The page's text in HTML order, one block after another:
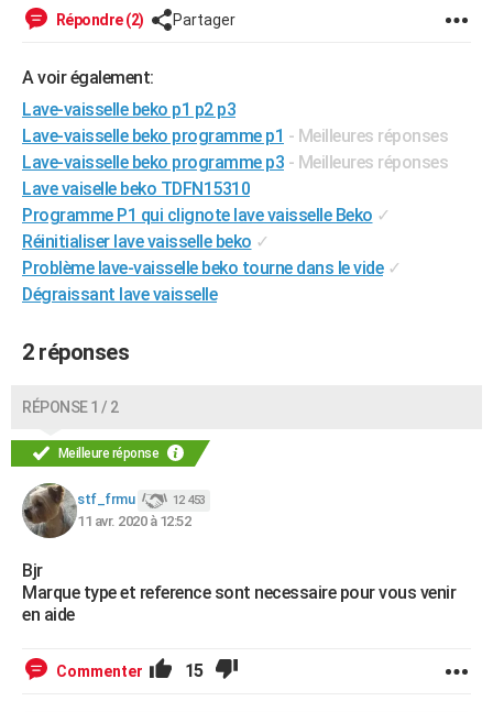
Destinations
City break
Voyage nature
Voyage de noces
Forum
Climat
PHOTO
GUIDES D'ACHAT
BONS PLANS
CARTE DE VOEUX
Carte de Noël
Carte Bonne année
Carte Saint-Valentin
Carte Pâques
Carte d'anniversaire
DICTIONNAIRE
Dictionnaire
Biographies
Citations
Expressions
Proverbes
PROGRAMME TV
COPAINS D'AVANT
Répondre (2) Partager
A voir également:
Lave-vaisselle beko p1 p2 p3
Lave-vaisselle beko programme p1 - Meilleures réponses
Lave-vaisselle beko programme p3 - Meilleures réponses
Lave vaiselle beko TDFN15310
Programme P1 qui clignote lave vaisselle Beko ✓
Réinitialiser lave vaisselle beko ✓
Problème lave-vaisselle beko tourne dans le vide ✓
Dégraissant lave vaisselle
2 réponses
RÉPONSE 1 / 2
Meilleure réponse
stf_frmu 12 453
11 avr. 2020 à 12:52
Bjr
Marque type et reference sont necessaire pour vous venir
en aide
Commenter 15